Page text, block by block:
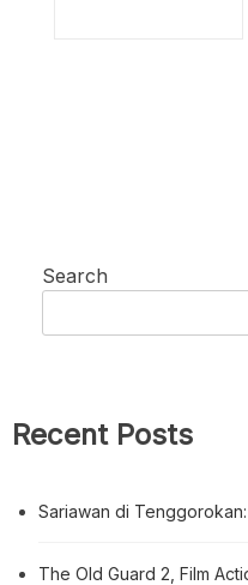
Search
Recent Posts
Sariawan di
The Old Guard 2, Film